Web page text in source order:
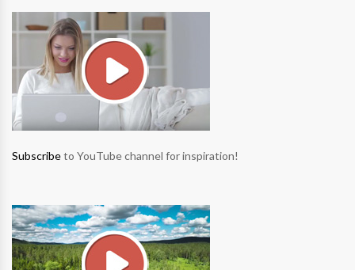
Subscribeto YouTube channel for inspiration!